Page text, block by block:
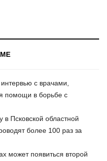
с врачами,
помощи в борьбе с
в Псковской областной
более 100 раз за
может появиться второй